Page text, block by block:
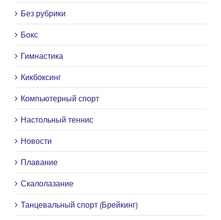
Без рубрики
Бокс
Гимнастика
Кикбоксинг
Компьютерный спорт
Настольный теннис
Новости
Плавание
Скалолазание
Танцевальный спорт (Брейкинг)